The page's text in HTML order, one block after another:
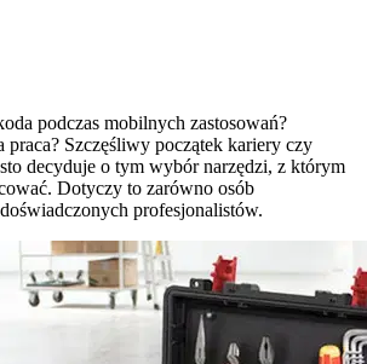
podczas mobilnych zastosowań?
Szczęśliwy początek kariery czy
decyduje o tym wybór narzędzi, z którym
Dotyczy to zarówno osób
profesjonalistów.